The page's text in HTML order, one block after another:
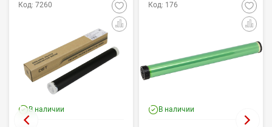
Код: 7260
В наличии
Код: 176
В наличии